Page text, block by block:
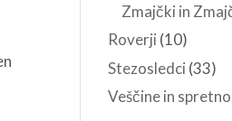
Zmajčki in
Roverji (10)
Stezosledci (33)
Veščine in